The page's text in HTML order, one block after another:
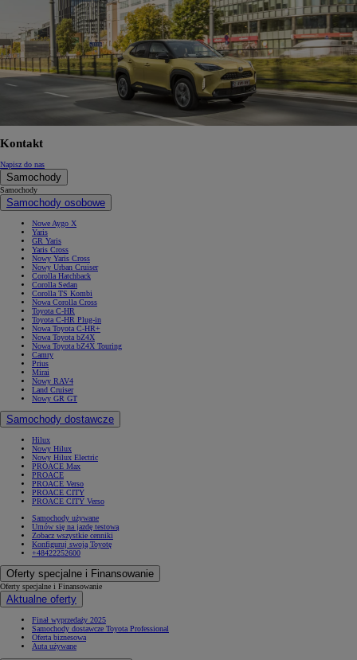
Kontakt
Napisz do nas
Samochody
Samochody
Samochody osobowe
Nowe Aygo X
Yaris
GR Yaris
Yaris Cross
Nowy Yaris Cross
Nowy Urban Cruiser
Corolla Hatchback
Corolla Sedan
Corolla TS Kombi
Nowa Corolla Cross
Toyota C-HR
Toyota C-HR Plug-in
Nowa Toyota C-HR+
Nowa Toyota bZ4X
Nowa Toyota bZ4X Touring
Camry
Prius
Mirai
Nowy RAV4
Land Cruiser
Nowy GR GT
Samochody dostawcze
Hilux
Nowy Hilux
Nowy Hilux Electric
PROACE Max
PROACE
PROACE Verso
PROACE CITY
PROACE CITY Verso
Samochody używane
Umów się na jazdę testową
Zobacz wszystkie cenniki
Konfiguruj swoją Toyotę
+48422252600
Oferty specjalne i Finansowanie
Oferty specjalne i Finansowanie
Aktualne oferty
Finał wyprzedaży 2025
Samochody dostawcze Toyota Professional
Oferta biznesowa
Auta używane